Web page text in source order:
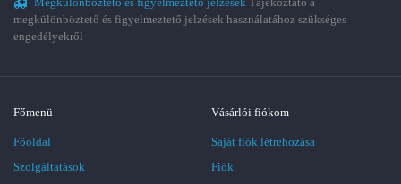
megkülönböztető és figyelmeztető jelzések használatához szükséges
engedélyekről
Főmenü
Főoldal
Szolgáltatások
Vásárlói fiókom
Saját fiók létrehozása
Fiók